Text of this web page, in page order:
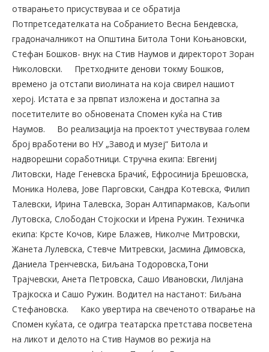
отварањето присуствуваа и се обратија
Потпретседателката на Собранието Весна Бендевска,
градоначалникот на Општина Битола Тони Коњановски,
Стефан Бошков- внук на Стив Наумов и директорот Зоран
Николовски.
Претходните денови токму Бошков,
времено ја отстапи виолината на која свирел нашиот
херој. Истата е за првпат изложена и достапна за
посетителите во обновената Спомен куќа на Стив
Наумов.
Во реализација на проектот учествуваа голем
број вработени во НУ „Завод и музеј“ Битола и
надворешни соработници. Стручна екипа: Евгениј
Литовски, Наде Геневска Брачиќ, Ефросинија Брешовска,
Моника Нолева, Јове Парговски, Сандра Котевска, Филип
Талевски, Ирина Талевска, Зоран Алтипармаков, Каљопи
Лутовска, Слободан Стојкоски и Ирена Ружин. Техничка
екипа: Крсте Кочов, Кире Блажев, Николче Митровски,
Жанета Лулевска, Стевче Митревски, Јасмина Димовска,
Даниела Тренчевска, Биљана Тодоровска,Тони
Трајчевски, Анета Петровска, Сашо Ивановски, Лилјана
Трајкоска и Сашо Ружин. Водител на настанот: Биљана
Стефановска.
Како увертира на свеченото отварање на
Спомен куќата, се одигра театарска претстава посветена
на ликот и делото на Стив Наумов во режија на